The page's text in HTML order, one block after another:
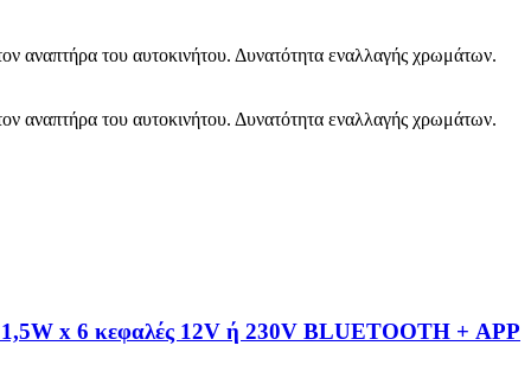
αναπτήρα του αυτοκινήτου. Δυνατότητα εναλλαγής χρωμάτων.
αναπτήρα του αυτοκινήτου. Δυνατότητα εναλλαγής χρωμάτων.
1,5W x 6 κεφαλές 12V ή 230V BLUETOOTH + APP